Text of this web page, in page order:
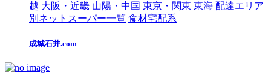
越 大阪・近畿 山陽・中国 東京・関東 東海 配達エリア
別ネットスーパー一覧 食材宅配系
成城石井.com